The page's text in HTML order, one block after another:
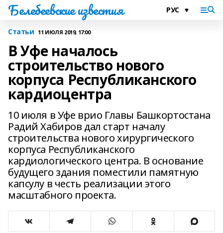
Белебеевские известия
Статьи 11 ИЮЛЯ 2019, 17:00
В Уфе началось
строительство нового
корпуса Республиканского
кардиоцентра
10 июля в Уфе врио Главы Башкортостана
Радий Хабиров дал старт началу
строительства нового хирургического
корпуса Республиканского
кардиологического центра. В основание
будущего здания поместили памятную
капсулу в честь реализации этого
масштабного проекта.